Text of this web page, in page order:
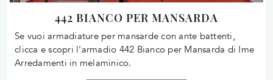
442 BIANCO PER MANSARDA
Se vuoi armadiature per mansarde con ante battenti,
clicca e scopri l'armadio 442 Bianco per Mansarda di Ime
Arredamenti in melaminico.